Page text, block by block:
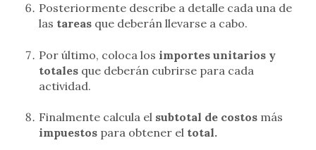
Posteriormente describe a detalle cada una de
las tareas que deberán llevarse a cabo.
Por último, coloca los importes unitarios y
totales que deberán cubrirse para cada
actividad.
Finalmente calcula el subtotal de costos más
impuestos para obtener el total.